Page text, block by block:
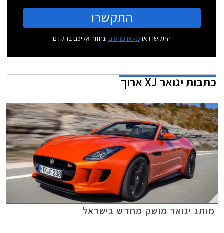
התקשרו
התקשרו או מלאו פרטים ונחזור אליכם בהקדם
כתבותיגואר XJ ארוך
מותג יגואר מושק מחדש בישראל